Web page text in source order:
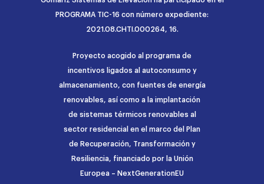
PROGRAMA TIC-16 con número expediente:
2021.08.CHTI.000264, 16.
Proyecto acogido al programa de
incentivos ligados al autoconsumo y
almacenamiento, con fuentes de energía
renovables, así como a la implantación
de sistemas térmicos renovables al
sector residencial en el marco del Plan
de Recuperación, Transformación y
Resiliencia, financiado por la Unión
Europea – NextGenerationEU